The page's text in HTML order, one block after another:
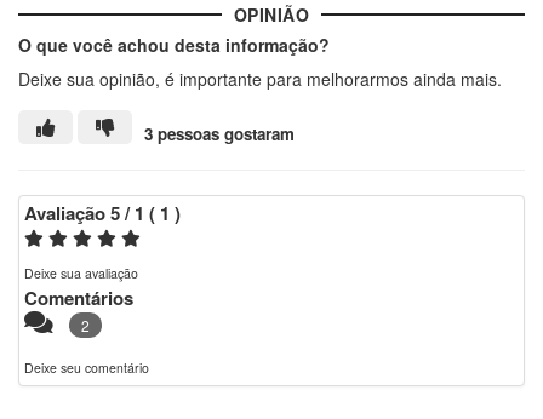
OPINIÃO
O que você achou desta informação?
Deixe sua opinião, é importante para melhorarmos ainda mais.
3 pessoas gostaram
Avaliação5/ 1 ( 1 )
Deixe sua avaliação
Comentários
2
Deixe seu comentário